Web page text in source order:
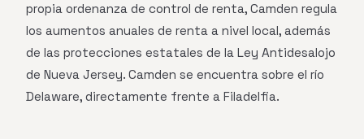
propia ordenanza de control de renta, Camden regula
los aumentos anuales de renta a nivel local, además
de las protecciones estatales de la Ley Antidesalojo
de Nueva Jersey. Camden se encuentra sobre el río
Delaware, directamente frente a Filadelfia.